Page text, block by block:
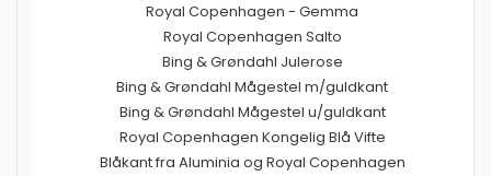
Royal Copenhagen - Gemma
Royal Copenhagen Salto
Bing & Grøndahl Julerose
Bing & Grøndahl Mågestel m/guldkant
Bing & Grøndahl Mågestel u/guldkant
Royal Copenhagen Kongelig Blå Vifte
Blåkant fra Aluminia og Royal Copenhagen